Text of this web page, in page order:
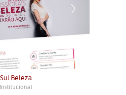
Sul Beleza
Institucional